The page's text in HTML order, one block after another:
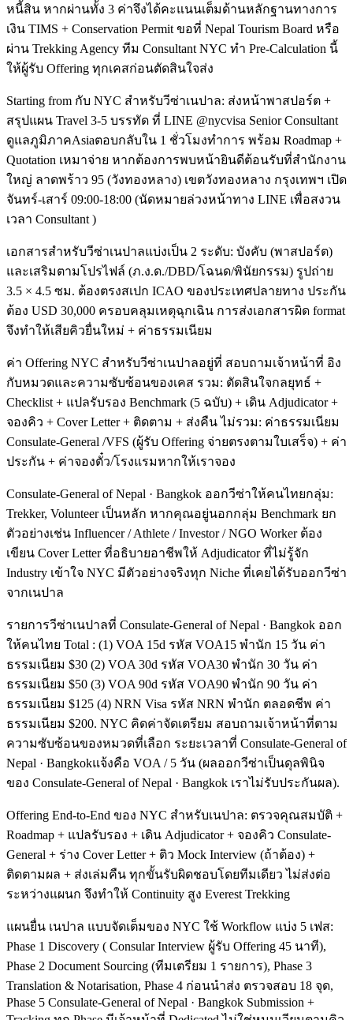
หนี้สิน หากผ่านทั้ง 3 ค่าจึงได้คะแนนเต็มด้านหลักฐานทางการ
เงิน TIMS + Conservation Permit ขอที่ Nepal Tourism Board หรือ
ผ่าน Trekking Agency ทีม Consultant NYC ทำ Pre-Calculation นี้
ให้ผู้รับ Offering ทุกเคสก่อนตัดสินใจส่ง
Starting from กับ NYC สำหรับวีซ่าเนปาล: ส่งหน้าพาสปอร์ต +
สรุปแผน Travel 3-5 บรรทัด ที่ LINE @nycvisa Senior Consultant
ดูแลภูมิภาคAsiaตอบกลับใน 1 ชั่วโมงทำการ พร้อม Roadmap +
Quotation เหมาจ่าย หากต้องการพบหน้ายินดีต้อนรับที่สำนักงาน
ใหญ่ ลาดพร้าว 95 (วังทองหลาง) เขตวังทองหลาง กรุงเทพฯ เปิด
จันทร์-เสาร์ 09:00-18:00 (นัดหมายล่วงหน้าทาง LINE เพื่อสงวน
เวลา Consultant )
เอกสารสำหรับวีซ่าเนปาลแบ่งเป็น 2 ระดับ: บังคับ (พาสปอร์ต)
และเสริมตามโปรไฟล์ (ภ.ง.ด./DBD/โฉนด/พินัยกรรม) รูปถ่าย
3.5 × 4.5 ซม. ต้องตรงสเปก ICAO ของประเทศปลายทาง ประกัน
ต้อง USD 30,000 ครอบคลุมเหตุฉุกเฉิน การส่งเอกสารผิด format
จึงทำให้เสียคิวยื่นใหม่ + ค่าธรรมเนียม
ค่า Offering NYC สำหรับวีซ่าเนปาลอยู่ที่ สอบถามเจ้าหน้าที่ อิง
กับหมวดและความซับซ้อนของเคส รวม: ตัดสินใจกลยุทธ์ +
Checklist + แปลรับรอง Benchmark (5 ฉบับ) + เดิน Adjudicator +
จองคิว + Cover Letter + ติดตาม + ส่งคืน ไม่รวม: ค่าธรรมเนียม
Consulate-General /VFS (ผู้รับ Offering จ่ายตรงตามใบเสร็จ) + ค่า
ประกัน + ค่าจองตั๋ว/โรงแรมหากให้เราจอง
Consulate-General of Nepal · Bangkok ออกวีซ่าให้คนไทยกลุ่ม:
Trekker, Volunteer เป็นหลัก หากคุณอยู่นอกกลุ่ม Benchmark ยก
ตัวอย่างเช่น Influencer / Athlete / Investor / NGO Worker ต้อง
เขียน Cover Letter ที่อธิบายอาชีพให้ Adjudicator ที่ไม่รู้จัก
Industry เข้าใจ NYC มีตัวอย่างจริงทุก Niche ที่เคยได้รับออกวีซ่า
จากเนปาล
รายการวีซ่าเนปาลที่ Consulate-General of Nepal · Bangkok ออก
ให้คนไทย Total : (1) VOA 15d รหัส VOA15 พำนัก 15 วัน ค่า
ธรรมเนียม $30 (2) VOA 30d รหัส VOA30 พำนัก 30 วัน ค่า
ธรรมเนียม $50 (3) VOA 90d รหัส VOA90 พำนัก 90 วัน ค่า
ธรรมเนียม $125 (4) NRN Visa รหัส NRN พำนัก ตลอดชีพ ค่า
ธรรมเนียม $200. NYC คิดค่าจัดเตรียม สอบถามเจ้าหน้าที่ตาม
ความซับซ้อนของหมวดที่เลือก ระยะเวลาที่ Consulate-General of
Nepal · Bangkokแจ้งคือ VOA / 5 วัน (ผลออกวีซ่าเป็นดุลพินิจ
ของ Consulate-General of Nepal · Bangkok เราไม่รับประกันผล).
Offering End-to-End ของ NYC สำหรับเนปาล: ตรวจคุณสมบัติ +
Roadmap + แปลรับรอง + เดิน Adjudicator + จองคิว Consulate-
General + ร่าง Cover Letter + ติว Mock Interview (ถ้าต้อง) +
ติดตามผล + ส่งเล่มคืน ทุกขั้นรับผิดชอบโดยทีมเดียว ไม่ส่งต่อ
ระหว่างแผนก จึงทำให้ Continuity สูง Everest Trekking
แผนยื่น เนปาล แบบจัดเต็มของ NYC ใช้ Workflow แบ่ง 5 เฟส:
Phase 1 Discovery ( Consular Interview ผู้รับ Offering 45 นาที),
Phase 2 Document Sourcing (ทีมเตรียม 1 รายการ), Phase 3
Translation & Notarisation, Phase 4 ก่อนนำส่ง ตรวจสอบ 18 จุด,
Phase 5 Consulate-General of Nepal · Bangkok Submission +